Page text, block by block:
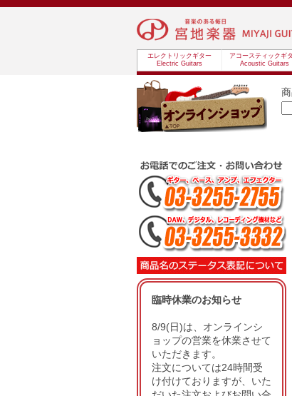
エレクトリックギター
Electric Guitars
アコースティックギ
Acoustic Guitars
臨時休業のお知らせ
8/9(日)は、オンラインシ
ョップの営業を休業させて
いただきます。
注文については24時間受
け付けておりますが、いた